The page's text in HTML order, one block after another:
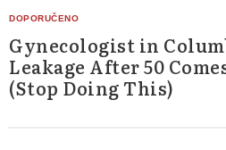
Gynecologist in
Leakage After 50
(Stop Doing This)